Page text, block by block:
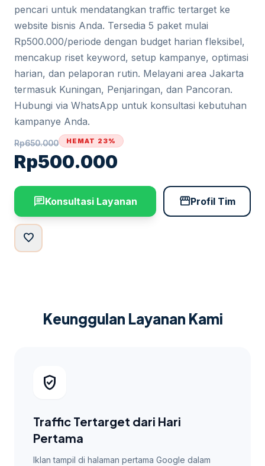
pencari untuk mendatangkan traffic tertarget ke
website bisnis Anda. Tersedia 5 paket mulai
Rp500.000/periode dengan budget harian fleksibel,
mencakup riset keyword, setup kampanye, optimasi
harian, dan pelaporan rutin. Melayani area Jakarta
termasuk Kuningan, Penjaringan, dan Pancoran.
Hubungi via WhatsApp untuk konsultasi kebutuhan
kampanye Anda.
Rp650.000
Rp500.000
HEMAT 23%
chatKonsultasi Layanan storefrontProfil Tim
favorite
Keunggulan Layanan Kami
verified_user
Traffic Tertarget dari Hari
Pertama
Iklan tampil di halaman pertama Google dalam